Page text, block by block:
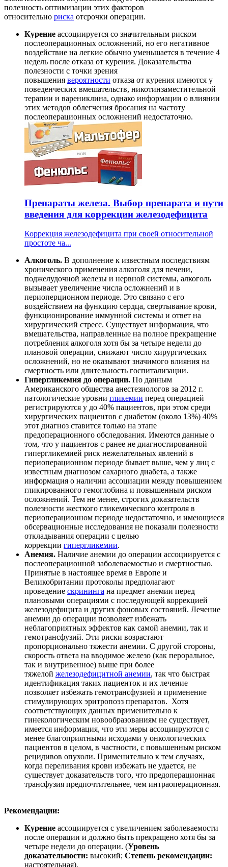
полезность оптимизации этих факторов
относительно риска отсрочки операции.
Курение ассоциируется со значительным риском
послеоперационных осложнений, но его негативное
воздействие на легкие обычно уменьшается в течение 4
недель после отказа от курения. Доказательства
полезности с точки зрения
повышения вероятности отказа от курения имеются у
поведенческих вмешательств, никотинзаместительной
терапии и варениклина, однако информации о влиянии
этих методов облегчения бросания на частоту
послеоперационных осложнений недостаточно.
Препараты железа. Выбор препарата и пути
введения для коррекции железодефицита
Коррекция железодефицита при своей относительной
простоте ча...
Алкоголь. В дополнение к известным последствиям
хронического применения алкоголя для печени,
поджелудочной железы и нервной системы, алкоголь
вызывает увеличение числа осложнений и в
периоперционном периоде. Это связано с его
воздействием на функцию сердца, свертывание крови,
функционирование иммунной системы и ответ на
хирургический стресс. Существует информация, что
вмешательства, направленные на полное прекращение
потребления алкоголя хотя бы за четыре недели до
плановой операции, снижают число хирургических
осложнений, но не оказывают значимого влияния на
смертность или длительность госпитализации.
Гипергликемия до операции. По данным
Американского общества анестезиологов за 2012 г.
патологические уровни гликемии перед операцией
регистрируются у до 40% пациентов, при этом среди
хирургических пациентов с диабетом (около 13%) 40%
этот диагноз ставится только на этапе
предоперационного обследования. Имеются данные о
том, что у пациентов с ранее не диагностированной
гипергликемией риск нежелательных явлений в
периоперационном периоде бывает выше, чем у лиц с
известным диагнозом сахарного диабета, а также
информация о наличии ассоциации между повышением
гликированного гемоглобина и повышенным риском
осложнений. Тем не менее, строгих доказательств
полезности жесткого гликемического контроля в
периоперационном периоде недостаточно, и имеющиеся
обсервационные исследования не показали полезности
откладывания операции с целью
коррекции гипергликемии.
Анемия. Наличие анемии до операции ассоциируется с
послеоперационной заболеваемостью и смертностью.
Принятые в настоящее время в Европе и
Великобритании протоколы предполагают
проведение скрининга на предмет анемии перед
плановыми операциями с последующей коррекцией
железодефицита и других фоновых состояний. Лечение
анемии до операции позволяет избежать
неблагоприятных эффектов как самой анемии, так и
гемотрансфузий. Эти риски возрастают
пропорционально тяжести анемии. С другой стороны,
скорость ответа на вводимое железо (как пероральное,
так и внутривенное) выше при более
тяжелой железодефицитной анемии, так что быстрая
идентификация таких пациенток и их лечение
позволяет избежать гемотрансфузией и применение
стимулирующих эритропоэз препаратов. Хотя
соответствующих данных применительно к
гинекологическим новообразованиям не существует,
имеется информация, что эти меры ассоциируются с
менее благоприятными исходами у онкологических
пациентов в целом, в частности, с повышенным риском
рецидивов опухоли. Применительно к тем случаях,
когда переливания крови избежать не удается, не
существует доказательств того, что предоперационная
трансфузия предпочтительнее, чем интраоперационная.
Рекомендации:
Курение ассоциируется с увеличением заболеваемости
после операции и должно быть прекращено хотя бы за
четыре недели до операции. (Уровень
доказательности: высокий; Степень рекомендации:
настоятельная).